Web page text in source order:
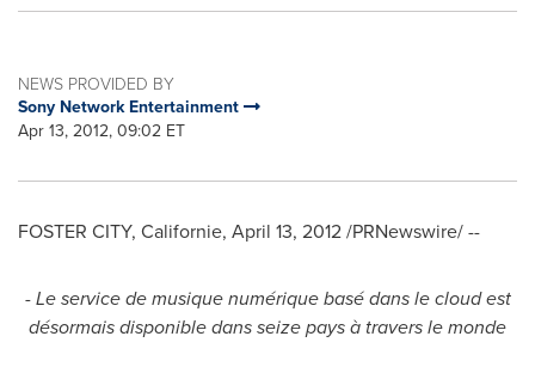
NEWS PROVIDED BY
Sony Network Entertainment
Apr 13, 2012, 09:02 ET
FOSTER CITY, Californie, April 13, 2012/PRNewswire/ --
- Le service de musique numérique basé dans le cloud est
désormais disponible dans seize pays à travers le monde